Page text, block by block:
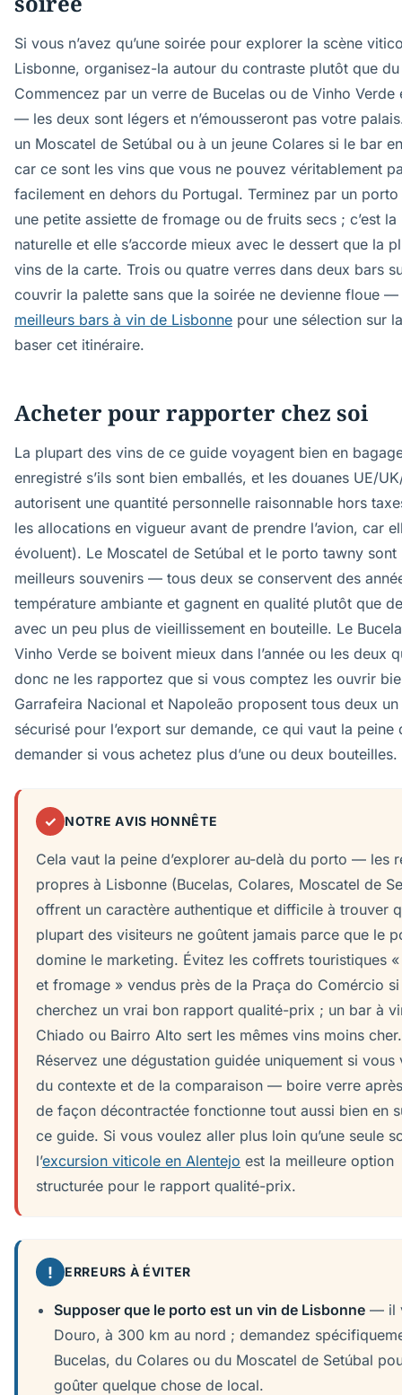
Si vous n’avez qu’une soirée pour explorer la scène
Lisbonne, organisez-la autour du contraste plutôt que
Commencez par un verre de Bucelas ou de Vinho Verde
— les deux sont légers et n’émousseront pas votre
un Moscatel de Setúbal ou à un jeune Colares si le bar
car ce sont les vins que vous ne pouvez véritablement
facilement en dehors du Portugal. Terminez par un
une petite assiette de fromage ou de fruits secs ; c’est
naturelle et elle s’accorde mieux avec le dessert que la
vins de la carte. Trois ou quatre verres dans deux bars
couvrir la palette sans que la soirée ne devienne floue
meilleurs bars à vin de Lisbonne pour une sélection sur
baser cet itinéraire.
Acheter pour rapporter chez soi
La plupart des vins de ce guide voyagent bien en
enregistré s’ils sont bien emballés, et les douanes UE/
autorisent une quantité personnelle raisonnable hors
les allocations en vigueur avant de prendre l’avion, car
évoluent). Le Moscatel de Setúbal et le porto tawny sont
meilleurs souvenirs — tous deux se conservent des
température ambiante et gagnent en qualité plutôt que
avec un peu plus de vieillissement en bouteille. Le
Vinho Verde se boivent mieux dans l’année ou les deux
donc ne les rapportez que si vous comptez les ouvrir
Garrafeira Nacional et Napoleão proposent tous deux
sécurisé pour l’export sur demande, ce qui vaut la peine
demander si vous achetez plus d’une ou deux bouteilles.
✓ NOTRE AVIS HONNÊTE
Cela vaut la peine d’explorer au-delà du porto — les
propres à Lisbonne (Bucelas, Colares, Moscatel de
offrent un caractère authentique et difficile à trouver
plupart des visiteurs ne goûtent jamais parce que le
domine le marketing. Évitez les coffrets touristiques
et fromage » vendus près de la Praça do Comércio
cherchez un vrai bon rapport qualité-prix ; un bar à
Chiado ou Bairro Alto sert les mêmes vins moins cher.
Réservez une dégustation guidée uniquement si vous
du contexte et de la comparaison — boire verre
de façon décontractée fonctionne tout aussi bien en
ce guide. Si vous voulez aller plus loin qu’une seule
l’excursion viticole en Alentejo est la meilleure option
structurée pour le rapport qualité-prix.
! ERREURS À ÉVITER
Supposer que le porto est un vin de Lisbonne — il
Douro, à 300 km au nord ; demandez
Bucelas, du Colares ou du Moscatel de Setúbal
goûter quelque chose de local.